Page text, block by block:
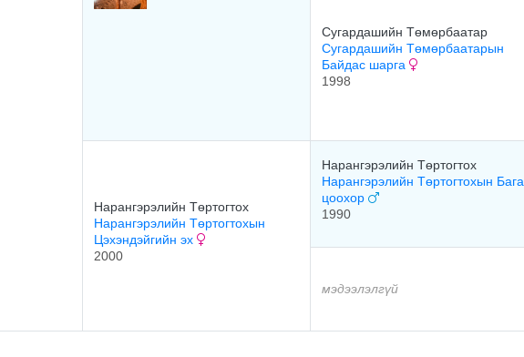
Сугардашийн Төмөрбаатар
Сугардашийн Төмөрбаатарын
Байдас шарга
1998
Нарангэрэлийн Төртогтох
Нарангэрэлийн Төртогтохын
Цэхэндэйгийн эх
2000
Нарангэрэлийн Төртогтох
Нарангэрэлийн Төртогтохын Бага
цоохор
1990
мэдээлэлгүй